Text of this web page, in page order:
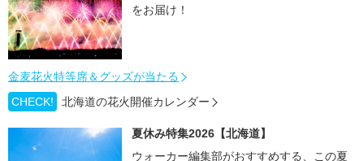
をお届け！
金麦花火特等席＆グッズが当たる
CHECK!
北海道の花火開催カレンダー
夏休み特集2026【北海道】
ウォーカー編集部がおすすめする、この夏